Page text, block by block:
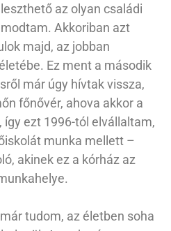
az olyan családi
Akkoriban azt
majd, az jobban
Ez ment a második
már úgy hívtak vissza,
főnővér, ahova akkor a
ezt 1996-tól elvállaltam,
munka mellett –
akinek ez a kórház az
tudom, az életben soha